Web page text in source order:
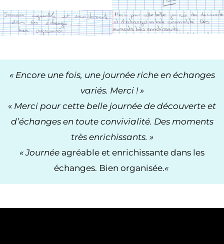
« Encore une fois, une journée riche en échanges
variés. Merci ! »
« Merci pour cette belle journée de découverte et
d’échanges en toute convivialité. Des moments
très enrichissants. »
« Journée agréable et enrichissante dans les
échanges. Bien organisée.«